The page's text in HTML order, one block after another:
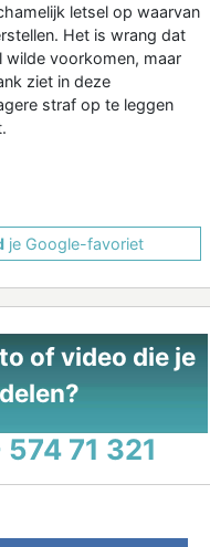
letsel op waarvan
Het is wrang dat
wilde voorkomen, maar
ziet in deze
straf op te leggen
je Google-favoriet
of video die je
71 321